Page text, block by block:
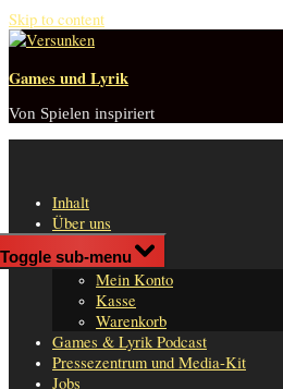
Skip to content
Games und Lyrik
Von Spielen inspiriert
Inhalt
Über uns
Shop
Toggle sub-menu
Mein Konto
Kasse
Warenkorb
Games & Lyrik Podcast
Pressezentrum und Media-Kit
Jobs